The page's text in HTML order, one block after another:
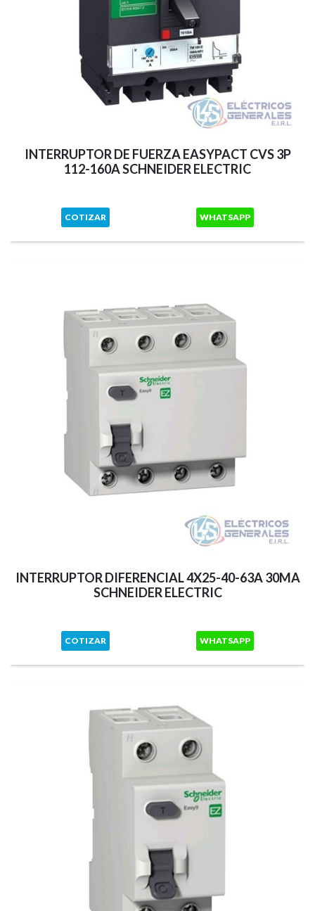
INTERRUPTOR DE FUERZA EASYPACT CVS 3P
112-160A SCHNEIDER ELECTRIC
COTIZAR WHATSAPP
INTERRUPTOR DIFERENCIAL 4X25-40-63A 30MA
SCHNEIDER ELECTRIC
COTIZAR WHATSAPP